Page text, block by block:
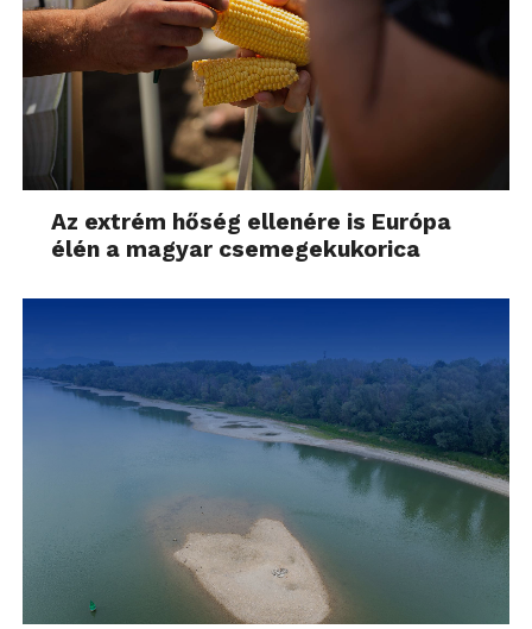
Az extrém hőség ellenére is Európa
élén a magyar csemegekukorica